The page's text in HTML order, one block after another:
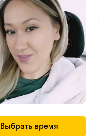
Выбрать время